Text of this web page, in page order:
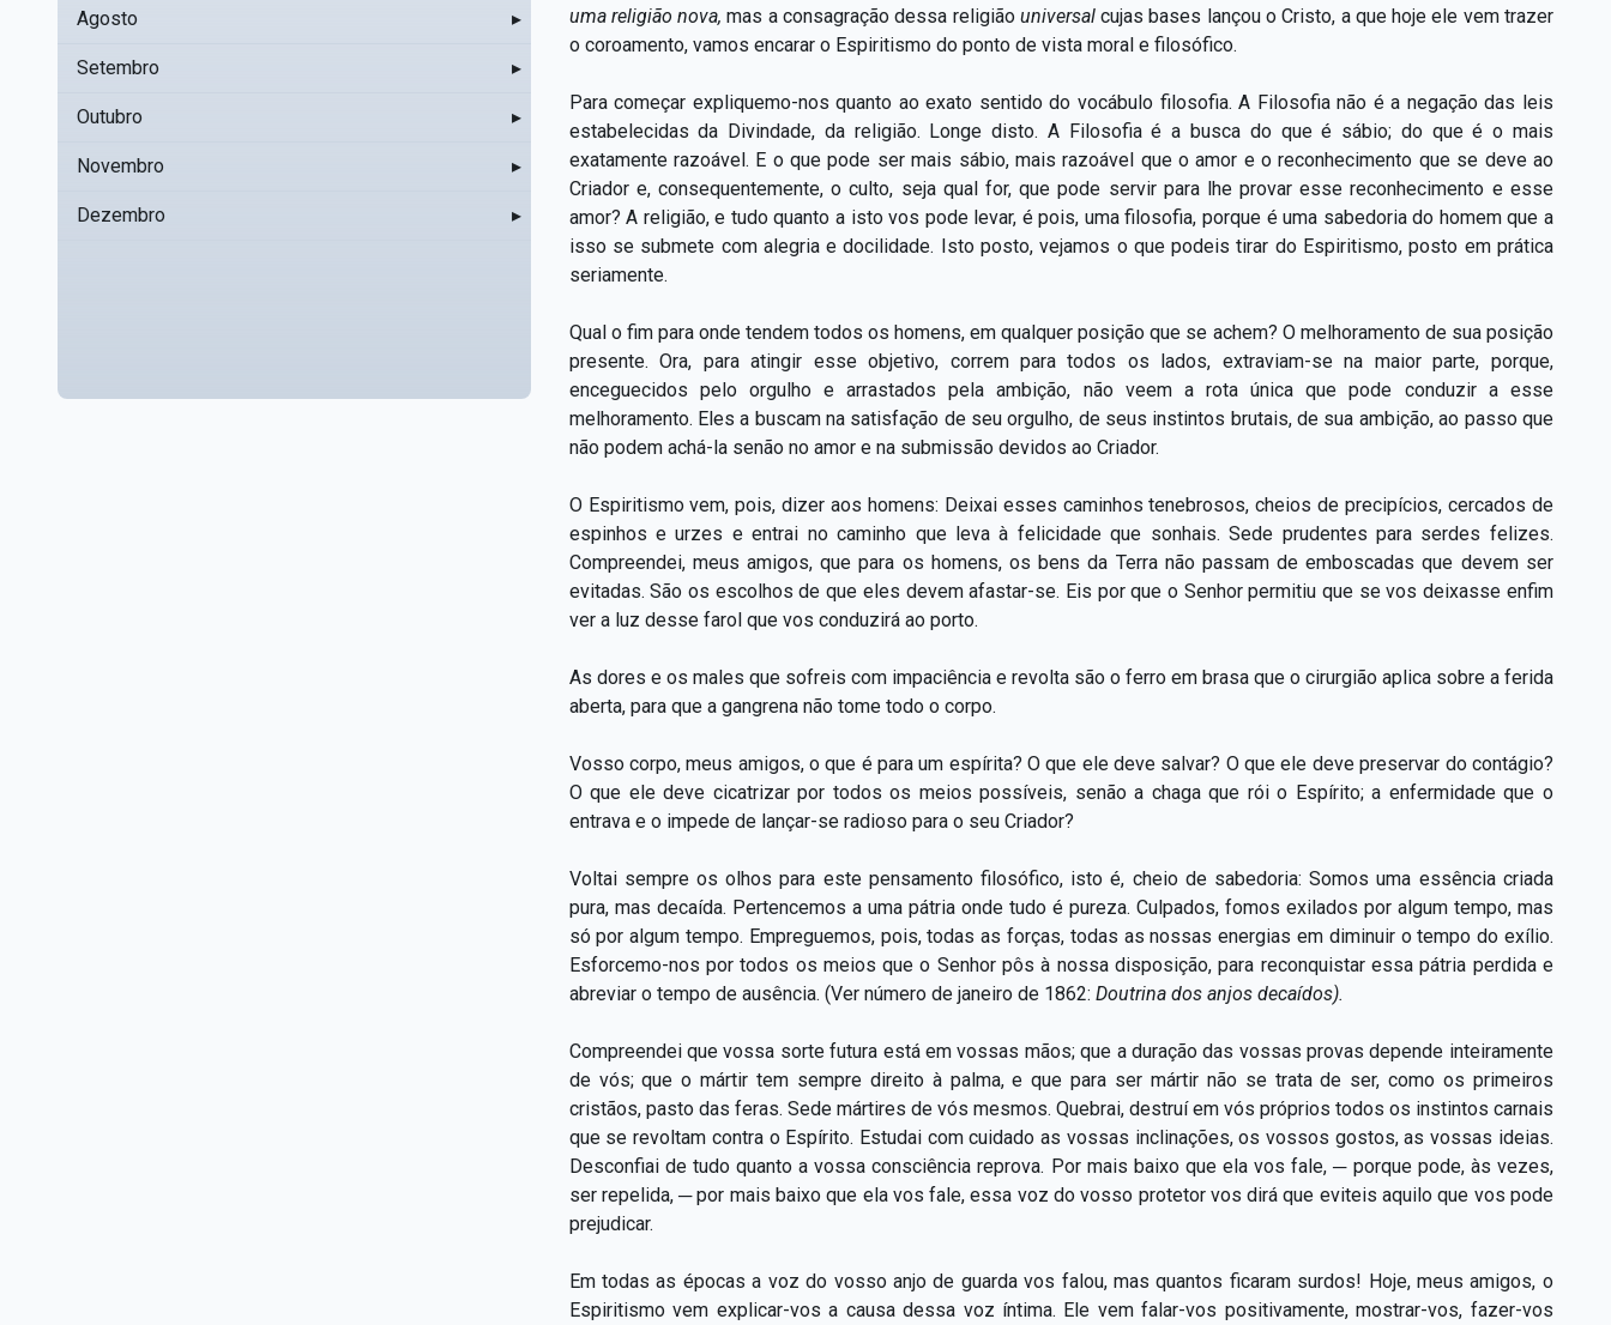
Agosto ▸
Setembro ▸
Outubro ▸
Novembro ▸
Dezembro ▸
uma religião nova,mas a consagração dessa religião universalcujas bases lançou o Cristo, a que hoje ele vem trazer
o coroamento, vamos encarar o Espiritismo do ponto de vista moral e filosófico.
Para começar expliquemo-nos quanto ao exato sentido do vocábulo filosofia. A Filosofia não é a negação das leis
estabelecidas da Divindade, da religião. Longe disto. A Filosofia é a busca do que é sábio; do que é o mais
exatamente razoável. E o que pode ser mais sábio, mais razoável que o amor e o reconhecimento que se deve ao
Criador e, consequentemente, o culto, seja qual for, que pode servir para lhe provar esse reconhecimento e esse
amor? A religião, e tudo quanto a isto vos pode levar, é pois, uma filosofia, porque é uma sabedoria do homem que a
isso se submete com alegria e docilidade. Isto posto, vejamos o que podeis tirar do Espiritismo, posto em prática
seriamente.
Qual o fim para onde tendem todos os homens, em qualquer posição que se achem? O melhoramento de sua posição
presente. Ora, para atingir esse objetivo, correm para todos os lados, extraviam-se na maior parte, porque,
enceguecidos pelo orgulho e arrastados pela ambição, não veem a rota única que pode conduzir a esse
melhoramento. Eles a buscam na satisfação de seu orgulho, de seus instintos brutais, de sua ambição, ao passo que
não podem achá-la senão no amor e na submissão devidos ao Criador.
O Espiritismo vem, pois, dizer aos homens: Deixai esses caminhos tenebrosos, cheios de precipícios, cercados de
espinhos e urzes e entrai no caminho que leva à felicidade que sonhais. Sede prudentes para serdes felizes.
Compreendei, meus amigos, que para os homens, os bens da Terra não passam de emboscadas que devem ser
evitadas. São os escolhos de que eles devem afastar-se. Eis por que o Senhor permitiu que se vos deixasse enfim
ver a luz desse farol que vos conduzirá ao porto.
As dores e os males que sofreis com impaciência e revolta são o ferro em brasa que o cirurgião aplica sobre a ferida
aberta, para que a gangrena não tome todo o corpo.
Vosso corpo, meus amigos, o que é para um espírita? O que ele deve salvar? O que ele deve preservar do contágio?
O que ele deve cicatrizar por todos os meios possíveis, senão a chaga que rói o Espírito; a enfermidade que o
entrava e o impede de lançar-se radioso para o seu Criador?
Voltai sempre os olhos para este pensamento filosófico, isto é, cheio de sabedoria: Somos uma essência criada
pura, mas decaída. Pertencemos a uma pátria onde tudo é pureza. Culpados, fomos exilados por algum tempo, mas
só por algum tempo. Empreguemos, pois, todas as forças, todas as nossas energias em diminuir o tempo do exílio.
Esforcemo-nos por todos os meios que o Senhor pôs à nossa disposição, para reconquistar essa pátria perdida e
abreviar o tempo de ausência. (Ver número de janeiro de 1862: Doutrina dos anjos decaídos).
Compreendei que vossa sorte futura está em vossas mãos; que a duração das vossas provas depende inteiramente
de vós; que o mártir tem sempre direito à palma, e que para ser mártir não se trata de ser, como os primeiros
cristãos, pasto das feras. Sede mártires de vós mesmos. Quebrai, destruí em vós próprios todos os instintos carnais
que se revoltam contra o Espírito. Estudai com cuidado as vossas inclinações, os vossos gostos, as vossas ideias.
Desconfiai de tudo quanto a vossa consciência reprova. Por mais baixo que ela vos fale, ─ porque pode, às vezes,
ser repelida, ─ por mais baixo que ela vos fale, essa voz do vosso protetor vos dirá que eviteis aquilo que vos pode
prejudicar.
Em todas as épocas a voz do vosso anjo de guarda vos falou, mas quantos ficaram surdos! Hoje, meus amigos, o
Espiritismo vem explicar-vos a causa dessa voz íntima. Ele vem falar-vos positivamente, mostrar-vos, fazer-vos